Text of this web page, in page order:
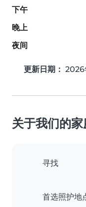
下午
晚上
夜间
更新日期： 2026
关于我们的家
寻找
首选照护地